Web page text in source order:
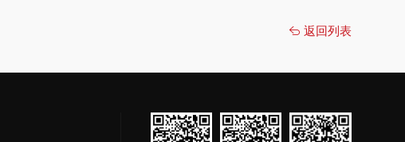
返回列表